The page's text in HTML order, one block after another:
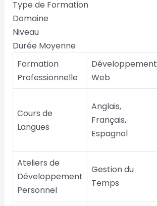
Type de Formation
Domaine
Niveau
Durée Moyenne
Formation
Professionnelle
Développement
Web
Cours de
Langues
Anglais,
Français,
Espagnol
Ateliers de
Développement
Personnel
Gestion du
Temps